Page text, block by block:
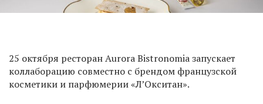
25 октября ресторан Aurora Bistronomia запускает
коллаборацию совместно с брендом французской
косметики и парфюмерии «Л’Окситан».